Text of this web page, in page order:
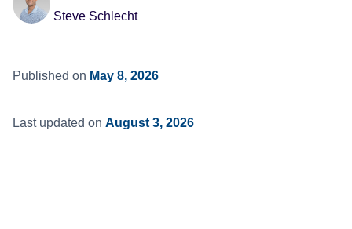
Steve Schlecht
Published on May 8, 2026
Last updated on August 3, 2026